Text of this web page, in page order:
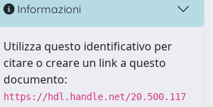
Informazioni
Utilizza questo identificativo per
citare o creare un link a questo
documento:
https://hdl.handle.net/20.500.117